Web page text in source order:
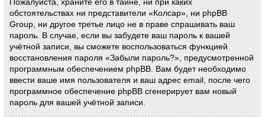
Пожалуйста, храните его в тайне, ни при каких
обстоятельствах ни представители «Колсар», ни phpBB
Group, ни другое третье лицо не в праве спрашивать ваш
пароль. В случае, если вы забудете ваш пароль к вашей
учётной записи, вы сможете воспользоваться функцией
восстановления пароля «Забыли пароль?», предусмотренной
программным обеспечением phpBB. Вам будет необходимо
ввести ваше имя пользователя и ваш адрес email, после чего
программное обеспечение phpBB сгенерирует вам новый
пароль для вашей учётной записи.